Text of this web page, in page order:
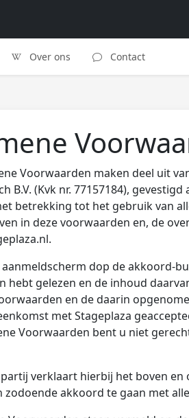
Over ons Contact
Voorwaarden maken deel uit
B.V. (Kvk nr. 77157184),
betrekking tot het gebruik van
in deze voorwaarden en, de
dop de akkoord-
hebt gelezen en de inhoud
en de daarin
met Stageplaza
Voorwaarden bent u niet
verklaart hierbij het boven en
zodoende akkoord te gaan met